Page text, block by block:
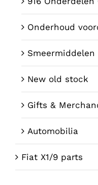
Onderhoud
Smeermiddelen
New old stock
Gifts &
Automobilia
Fiat X1/9 parts